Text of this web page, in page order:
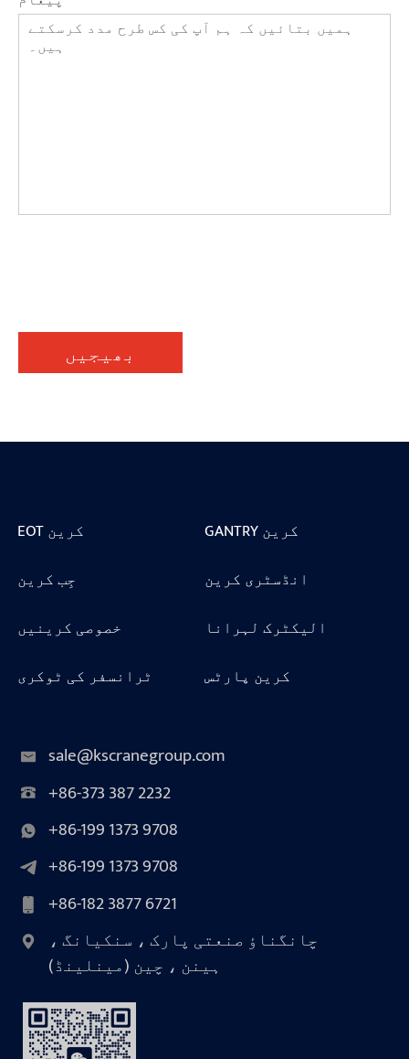
بھیجیں
EOT کرین
GANTRY کرین
جِب کرین
انڈسٹری کرین
خصوصی کرینیں
الیکٹرک لہرانا
ٹرانسفر کی ٹوکری
کرین پارٹس
sale@kscranegroup.com
+86-373 387 2232
+86-199 1373 9708
+86-199 1373 9708
+86-182 3877 6721
چانگناؤ صنعتی پارک ، سنکیانگ ،
ہینن ، چین (مینلینڈ)